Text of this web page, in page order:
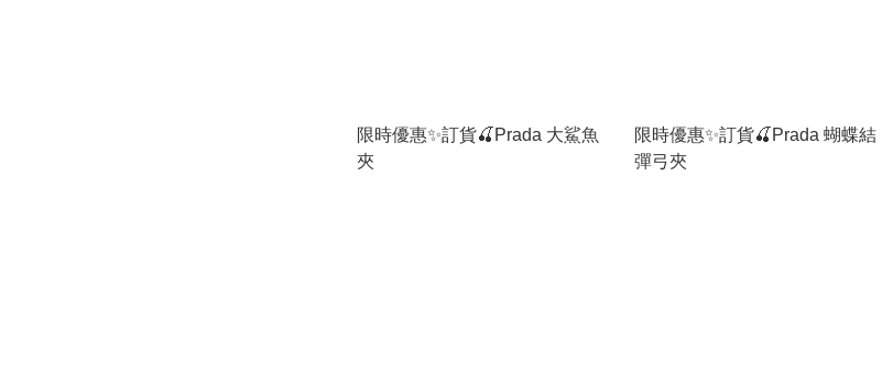
限時優惠✨訂貨🍒Prada 大鯊魚
夾
限時優惠✨訂貨🍒Prada 蝴蝶結
彈弓夾